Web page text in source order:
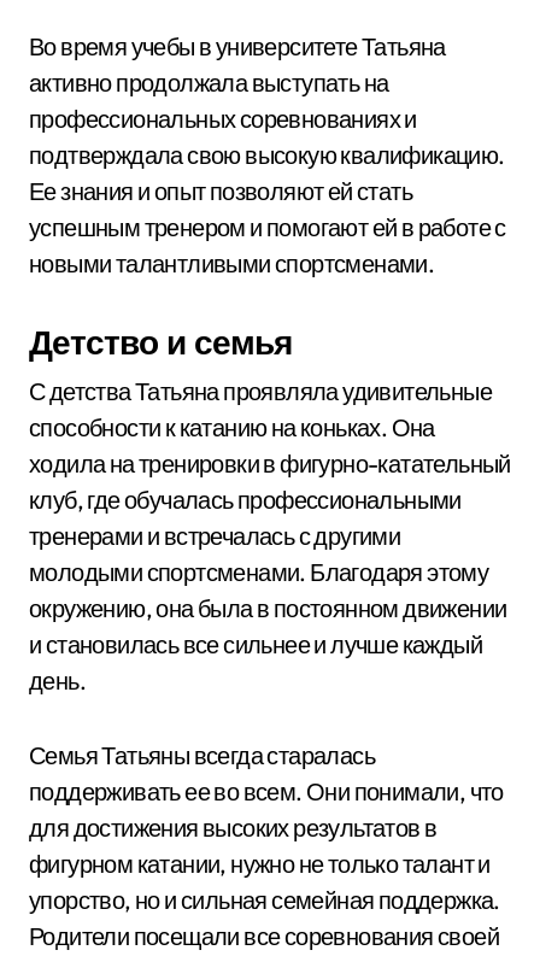
Во время учебы в университете Татьяна
активно продолжала выступать на
профессиональных соревнованиях и
подтверждала свою высокую квалификацию.
Ее знания и опыт позволяют ей стать
успешным тренером и помогают ей в работе с
новыми талантливыми спортсменами.
Детство и семья
С детства Татьяна проявляла удивительные
способности к катанию на коньках. Она
ходила на тренировки в фигурно-катательный
клуб, где обучалась профессиональными
тренерами и встречалась с другими
молодыми спортсменами. Благодаря этому
окружению, она была в постоянном движении
и становилась все сильнее и лучше каждый
день.
Семья Татьяны всегда старалась
поддерживать ее во всем. Они понимали, что
для достижения высоких результатов в
фигурном катании, нужно не только талант и
упорство, но и сильная семейная поддержка.
Родители посещали все соревнования своей